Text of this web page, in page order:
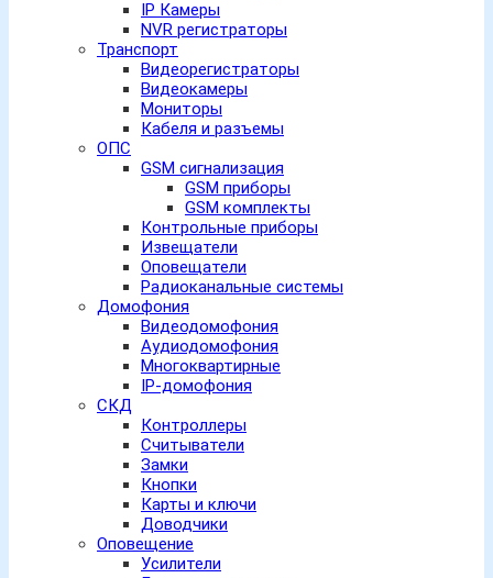
IP Камеры
NVR регистраторы
Транспорт
Видеорегистраторы
Видеокамеры
Мониторы
Кабеля и разъемы
ОПС
GSM сигнализация
GSM приборы
GSM комплекты
Контрольные приборы
Извещатели
Оповещатели
Радиоканальные системы
Домофония
Видеодомофония
Аудиодомофония
Многоквартирные
IP-домофония
СКД
Контроллеры
Считыватели
Замки
Кнопки
Карты и ключи
Доводчики
Оповещение
Усилители